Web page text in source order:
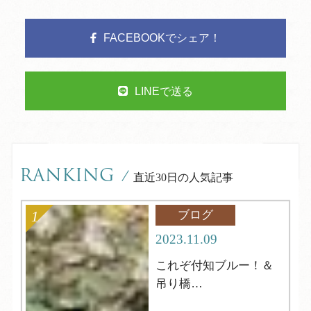
FACEBOOKでシェア！
LINEで送る
RANKING / 直近30日の人気記事
ブログ
2023.11.09
これぞ付知ブルー！＆
吊り橋